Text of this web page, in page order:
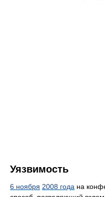
Уязвимость
6 ноября 2008 года на